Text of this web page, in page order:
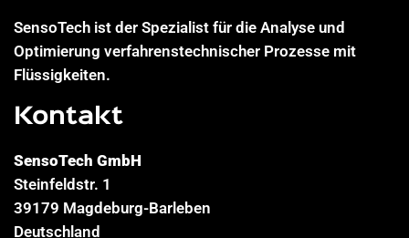
SensoTech ist der Spezialist für die Analyse und
Optimierung verfahrenstechnischer Prozesse mit
Flüssigkeiten.
Kontakt
SensoTech GmbH
Steinfeldstr. 1
39179 Magdeburg-Barleben
Deutschland